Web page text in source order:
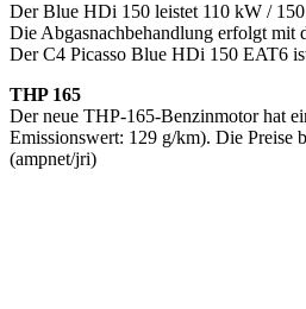
Der Blue HDi 150 leistet 110 kW /
Die Abgasnachbehandlung erfolgt mit
Der C4 Picasso Blue HDi 150 EAT6
THP 165
Der neue THP-165-Benzinmotor hat
Emissionswert: 129 g/km). Die Preise
(ampnet/jri)